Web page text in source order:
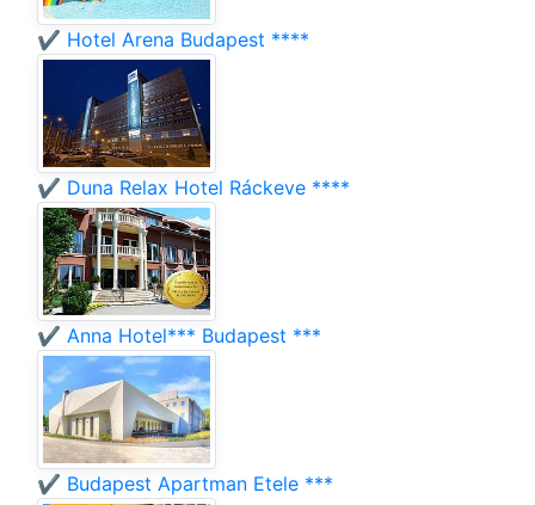
✔️ Hotel Arena Budapest ****
✔️ Duna Relax Hotel Ráckeve ****
✔️ Anna Hotel*** Budapest ***
✔️ Budapest Apartman Etele ***